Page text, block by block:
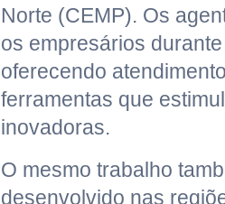
Norte (CEMP). Os
os empresários
oferecendo
ferramentas que
inovadoras.
O mesmo trabalho
desenvolvido nas